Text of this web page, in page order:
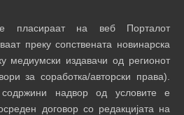
пласираат на веб Порталот
преку сопствената новинарска
медиумски издавачи од регионот
за соработка/авторски права).
надвор од условите е
договор со редакцијата на